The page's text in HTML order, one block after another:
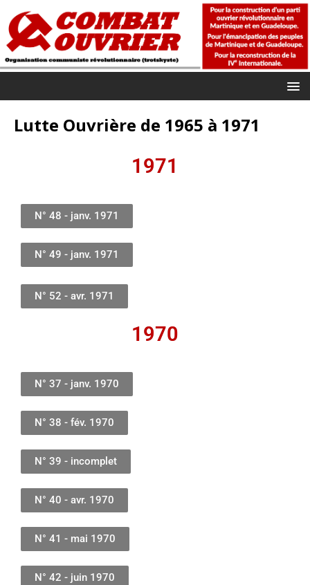
Lutte Ouvrière de 1965 à 1971
1971
N° 48 - janv. 1971
N° 49 - janv. 1971
N° 52 - avr. 1971
1970
N° 37 - janv. 1970
N° 38 - fév. 1970
N° 39 - incomplet
N° 40 - avr. 1970
N° 41 - mai 1970
N° 42 - juin 1970